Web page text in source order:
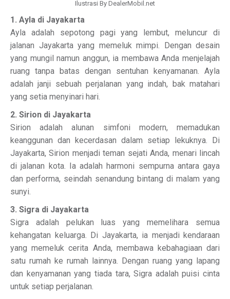
Ilustrasi By DealerMobil.net
1. Ayla di Jayakarta
Ayla adalah sepotong pagi yang lembut, meluncur di
jalanan Jayakarta yang memeluk mimpi. Dengan desain
yang mungil namun anggun, ia membawa Anda menjelajah
ruang tanpa batas dengan sentuhan kenyamanan. Ayla
adalah janji sebuah perjalanan yang indah, bak matahari
yang setia menyinari hari.
2. Sirion di Jayakarta
Sirion adalah alunan simfoni modern, memadukan
keanggunan dan kecerdasan dalam setiap lekuknya. Di
Jayakarta, Sirion menjadi teman sejati Anda, menari lincah
di jalanan kota. Ia adalah harmoni sempurna antara gaya
dan performa, seindah senandung bintang di malam yang
sunyi.
3. Sigra di Jayakarta
Sigra adalah pelukan luas yang memelihara semua
kehangatan keluarga. Di Jayakarta, ia menjadi kendaraan
yang memeluk cerita Anda, membawa kebahagiaan dari
satu rumah ke rumah lainnya. Dengan ruang yang lapang
dan kenyamanan yang tiada tara, Sigra adalah puisi cinta
untuk setiap perjalanan.